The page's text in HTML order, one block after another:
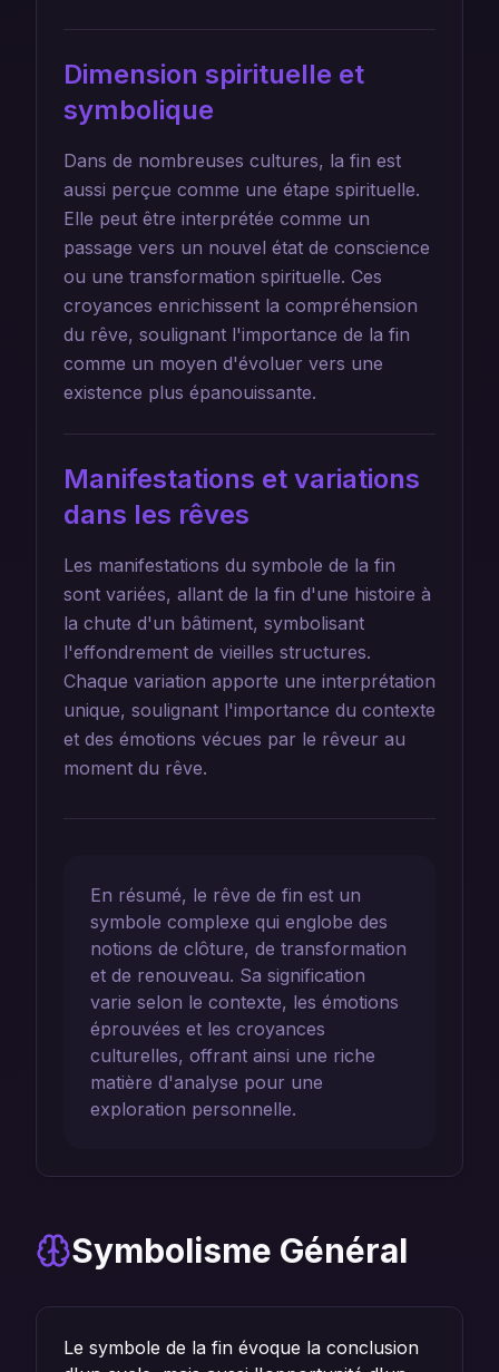
Dimension spirituelle et
symbolique
Dans de nombreuses cultures, la fin est
aussi perçue comme une étape spirituelle.
Elle peut être interprétée comme un
passage vers un nouvel état de conscience
ou une transformation spirituelle. Ces
croyances enrichissent la compréhension
du rêve, soulignant l'importance de la fin
comme un moyen d'évoluer vers une
existence plus épanouissante.
Manifestations et variations
dans les rêves
Les manifestations du symbole de la fin
sont variées, allant de la fin d'une histoire à
la chute d'un bâtiment, symbolisant
l'effondrement de vieilles structures.
Chaque variation apporte une interprétation
unique, soulignant l'importance du contexte
et des émotions vécues par le rêveur au
moment du rêve.
En résumé, le rêve de fin est un
symbole complexe qui englobe des
notions de clôture, de transformation
et de renouveau. Sa signification
varie selon le contexte, les émotions
éprouvées et les croyances
culturelles, offrant ainsi une riche
matière d'analyse pour une
exploration personnelle.
Symbolisme Général
Le symbole de la fin évoque la conclusion